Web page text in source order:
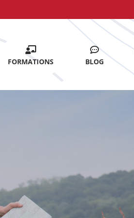
FORMATIONS BLOG